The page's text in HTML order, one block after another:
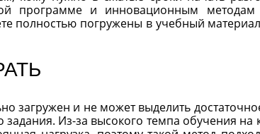
программе и инновационным
полностью погружены в учебный
загружен и не может выделить
Из-за высокого темпа обучения на